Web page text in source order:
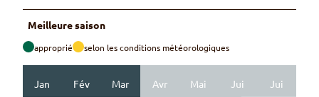
Meilleure saison
approprié selon les conditions météorologiques
Jan Fév Mar Avr Mai Jui Jui